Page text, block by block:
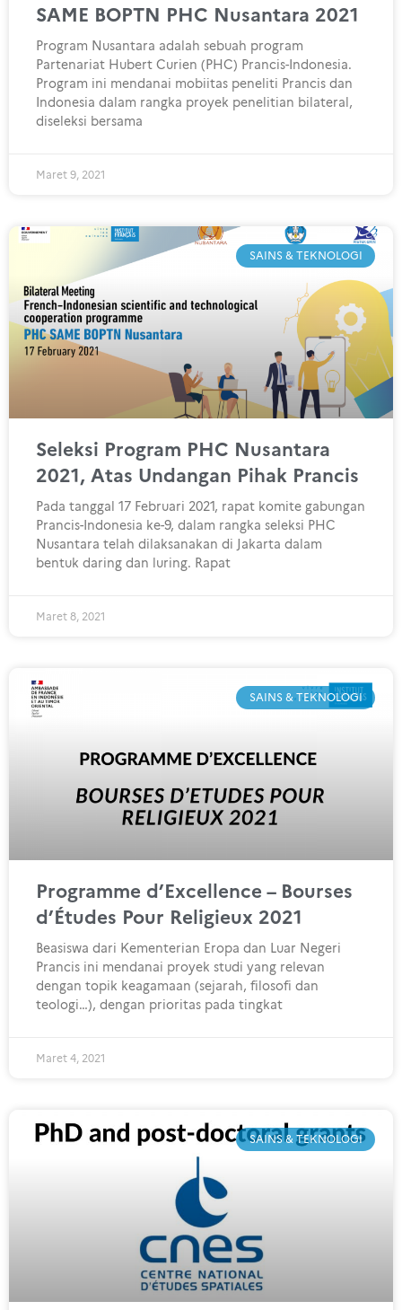
SAME BOPTN PHC Nusantara 2021
Program Nusantara adalah sebuah program
Partenariat Hubert Curien (PHC) Prancis-Indonesia.
Program ini mendanai mobiitas peneliti Prancis dan
Indonesia dalam rangka proyek penelitian bilateral,
diseleksi bersama
Maret 9, 2021
SAINS & TEKNOLOGI
Seleksi Program PHC Nusantara
2021, Atas Undangan Pihak Prancis
Pada tanggal 17 Februari 2021, rapat komite gabungan
Prancis-Indonesia ke-9, dalam rangka seleksi PHC
Nusantara telah dilaksanakan di Jakarta dalam
bentuk daring dan luring. Rapat
Maret 8, 2021
SAINS & TEKNOLOGI
Programme d’Excellence – Bourses
d’Études Pour Religieux 2021
Beasiswa dari Kementerian Eropa dan Luar Negeri
Prancis ini mendanai proyek studi yang relevan
dengan topik keagamaan (sejarah, filosofi dan
teologi…), dengan prioritas pada tingkat
Maret 4, 2021
SAINS & TEKNOLOGI